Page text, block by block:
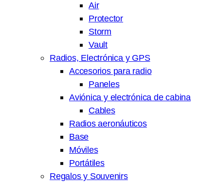
Air
Protector
Storm
Vault
Radios, Electrónica y GPS
Accesorios para radio
Paneles
Aviónica y electrónica de cabina
Cables
Radios aeronáuticos
Base
Móviles
Portátiles
Regalos y Souvenirs